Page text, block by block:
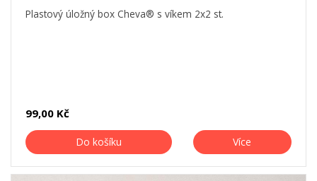
Plastový úložný box Cheva® s víkem 2x2 st.
99,00 Kč
Do košíku Více